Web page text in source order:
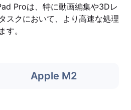
Proは、特に動画編集や3Dレ
スクにおいて、より高速な処理
す。
Apple M2